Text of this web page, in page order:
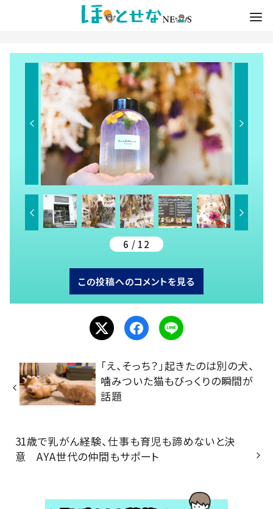
6 / 12
この投稿へのコメントを見る
「え、そっち？」起きたのは別の犬、
噛みついた猫もびっくりの瞬間が
話題
31歳で乳がん経験、仕事も育児も諦めないと決
意 AYA世代の仲間もサポート